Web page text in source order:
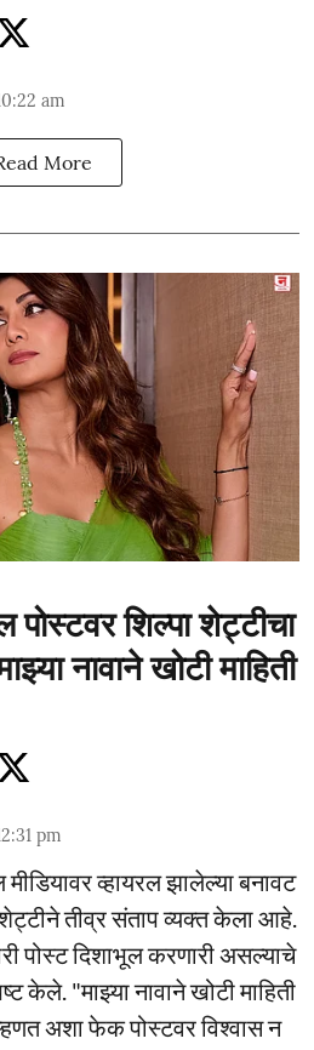
am
More
पोस्टवर शिल्पा शेट्टीचा
नावाने खोटी माहिती
pm
व्हायरल झालेल्या बनावट
तीव्र संताप व्यक्त केला आहे.
पोस्ट दिशाभूल करणारी असल्याचे
केले. "माझ्या नावाने खोटी माहिती
अशा फेक पोस्टवर विश्वास न